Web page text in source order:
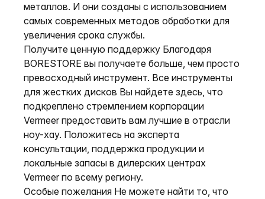
металлов. И они созданы с использованием
самых современных методов обработки для
увеличения срока службы.
Получите ценную поддержку Благодаря
BORESTORE вы получаете больше, чем просто
превосходный инструмент. Все инструменты
для жестких дисков Вы найдете здесь, что
подкреплено стремлением корпорации
Vermeer предоставить вам лучшие в отрасли
ноу-хау. Положитесь на эксперта
консультации, поддержка продукции и
локальные запасы в дилерских центрах
Vermeer по всему региону.
Особые пожелания Не можете найти то, что